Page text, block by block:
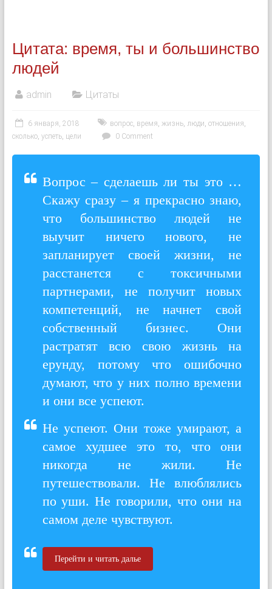
Цитата: время, ты и большинство
людей
admin Цитаты
6 января, 2018 вопрос, время, жизнь, люди, отношения,
сколько, успеть, цели 0 Comment
Вопрос – сделаешь ли ты это …
Скажу сразу – я прекрасно знаю,
что большинство людей не
выучит ничего нового, не
запланирует своей жизни, не
расстанется с токсичными
партнерами, не получит новых
компетенций, не начнет свой
собственный бизнес. Они
растратят всю свою жизнь на
ерунду, потому что ошибочно
думают, что у них полно времени
и они все успеют.
Не успеют. Они тоже умирают, а
самое худшее это то, что они
никогда не жили. Не
путешествовали. Не влюблялись
по уши. Не говорили, что они на
самом деле чувствуют.
Перейти и читать далье